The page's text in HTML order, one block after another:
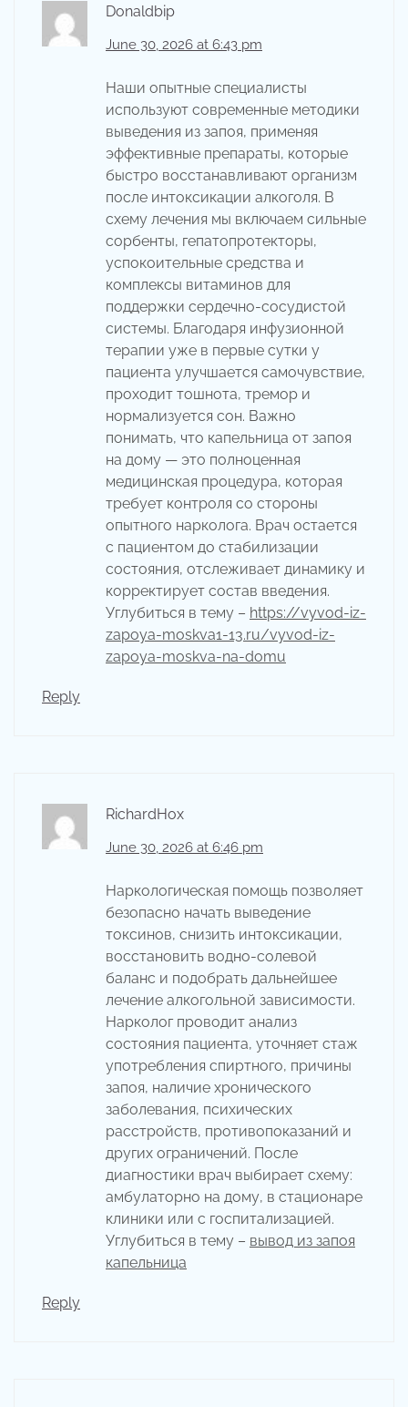
Donaldbip
June 30, 2026 at 6:43 pm
Наши опытные специалисты
используют современные методики
выведения из запоя, применяя
эффективные препараты, которые
быстро восстанавливают организм
после интоксикации алкоголя. В
схему лечения мы включаем сильные
сорбенты, гепатопротекторы,
успокоительные средства и
комплексы витаминов для
поддержки сердечно-сосудистой
системы. Благодаря инфузионной
терапии уже в первые сутки у
пациента улучшается самочувствие,
проходит тошнота, тремор и
нормализуется сон. Важно
понимать, что капельница от запоя
на дому — это полноценная
медицинская процедура, которая
требует контроля со стороны
опытного нарколога. Врач остается
с пациентом до стабилизации
состояния, отслеживает динамику и
корректирует состав введения.
Углубиться в тему – https://vyvod-iz-
zapoya-moskva1-13.ru/vyvod-iz-
zapoya-moskva-na-domu
Reply
RichardHox
June 30, 2026 at 6:46 pm
Наркологическая помощь позволяет
безопасно начать выведение
токсинов, снизить интоксикации,
восстановить водно-солевой
баланс и подобрать дальнейшее
лечение алкогольной зависимости.
Нарколог проводит анализ
состояния пациента, уточняет стаж
употребления спиртного, причины
запоя, наличие хронического
заболевания, психических
расстройств, противопоказаний и
других ограничений. После
диагностики врач выбирает схему:
амбулаторно на дому, в стационаре
клиники или с госпитализацией.
Углубиться в тему – вывод из запоя
капельница
Reply